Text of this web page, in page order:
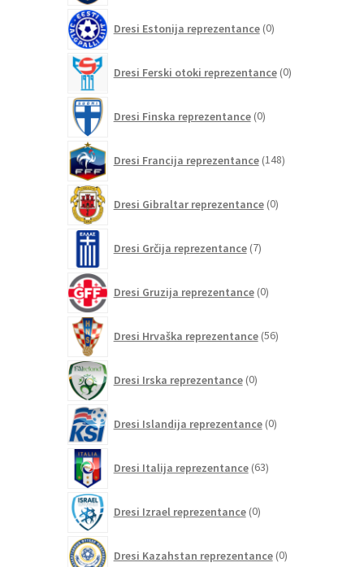
Dresi Estonija reprezentance 0izdelkov
Dresi Ferski otoki reprezentance 0izdelkov
Dresi Finska reprezentance 0izdelkov
Dresi Francija reprezentance 148izdelkov
Dresi Gibraltar reprezentance 0izdelkov
Dresi Grčija reprezentance 7izdelkov
Dresi Gruzija reprezentance 0izdelkov
Dresi Hrvaška reprezentance 56izdelkov
Dresi Irska reprezentance 0izdelkov
Dresi Islandija reprezentance 0izdelkov
Dresi Italija reprezentance 63izdelkov
Dresi Izrael reprezentance 0izdelkov
Dresi Kazahstan reprezentance 0izdelkov